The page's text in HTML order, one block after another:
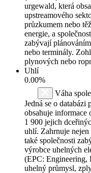
urgewald, která
upstreamového
průzkumem nebo
energie, a
zabývají
nebo terminály.
plynových nebo
Uhlí
0.00%
Váha
Jedná se o
obsahuje informace
1 900 jejich
uhlí. Zahrnuje
také společnosti
výrobce uhelných
(EPC: Engineering,
uhelný průmysl,